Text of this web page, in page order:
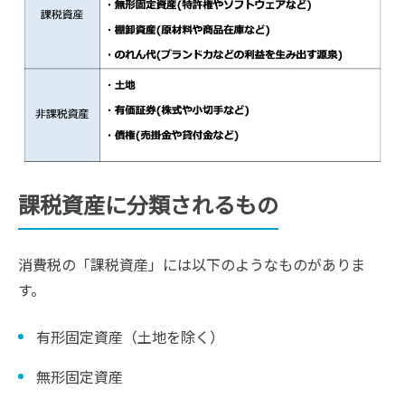
課税資産に分類されるもの
消費税の「課税資産」には以下のようなものがありま
す。
有形固定資産（土地を除く）
無形固定資産